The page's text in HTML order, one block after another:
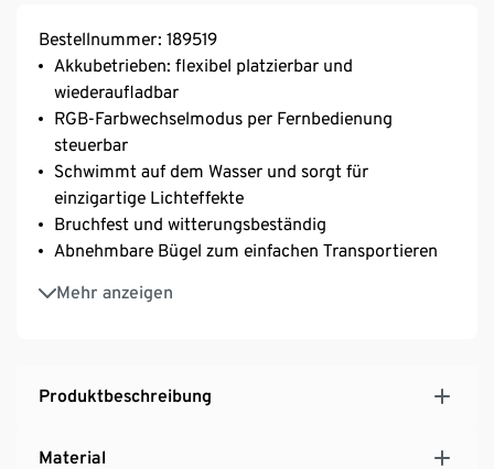
Bestellnummer: 189519
Akkubetrieben: flexibel platzierbar und
wiederaufladbar
RGB-Farbwechselmodus per Fernbedienung
steuerbar
Schwimmt auf dem Wasser und sorgt für
einzigartige Lichteffekte
Bruchfest und witterungsbeständig
Abnehmbare Bügel zum einfachen Transportieren
Mehr anzeigen
Lichtfarbe warmweiß
Leuchtdauer ca. 6 bis 8 Stunden
Produktbeschreibung
Material